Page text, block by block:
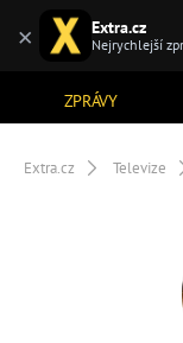
ZPRÁVY
Extra.cz Televize
× Extra.cz
Nejrychlejší